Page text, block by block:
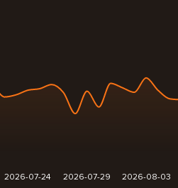
2026-07-24 2026-07-29 2026-08-03